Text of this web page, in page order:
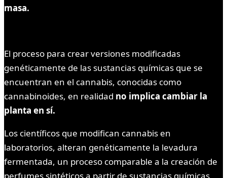
masa.
El proceso para crear versiones modificadas
genéticamente de las sustancias químicas que se
encuentran en el cannabis, conocidas como
cannabinoides, en realidad no implica cambiar la
planta en sí.
Los científicos que modifican cannabis en
laboratorios, alteran genéticamente la levadura
fermentada, un proceso comparable a la creación de
perfumes sintéticos a partir de sustancias químicas